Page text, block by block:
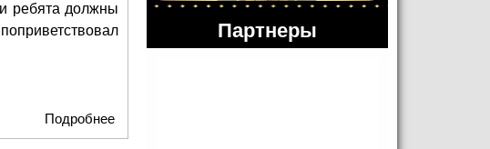
ребята должны
Подробнее
горжусь, что я русский!», который состоялся в студии
Партнеры